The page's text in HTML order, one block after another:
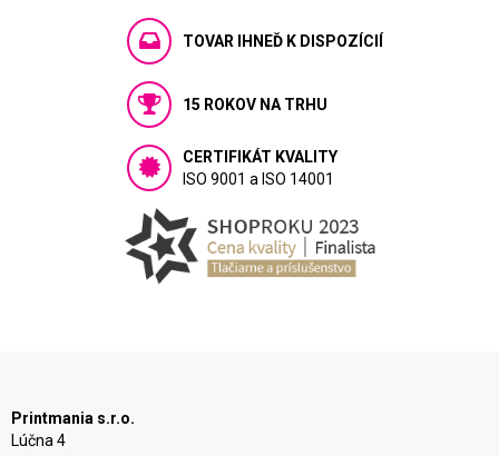
TOVAR IHNEĎ K DISPOZÍCIÍ
15 ROKOV NA TRHU
CERTIFIKÁT KVALITY
ISO 9001 a ISO 14001
Printmania s.r.o.
Lúčna 4